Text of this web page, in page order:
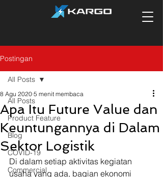
Postingan
All Posts
Product Feature
Blog
COVID-19
Commercial
All Posts
Apa Itu Future Value dan
Keuntungannya di Dalam
Sektor Logistik
8 Agu 2020 5 menit membaca
Di dalam setiap aktivitas kegiatan
usaha yang ada, bagian ekonomi